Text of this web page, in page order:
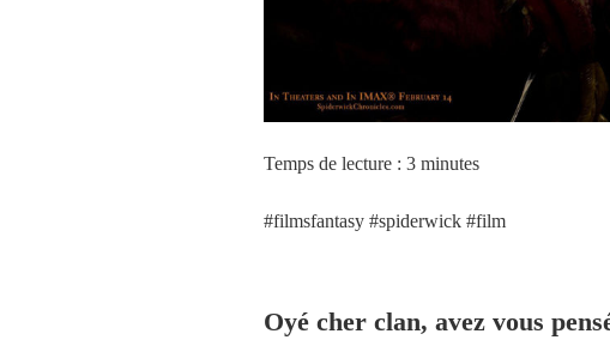
Temps de lecture : 3 minutes
#filmsfantasy #spiderwick #film
Oyé cher clan, avez vous